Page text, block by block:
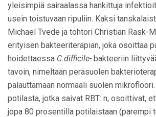
yleisimpiä sairaalassa hankittuja
usein toistuvaan ripuliin. Kaksi
Michael Tvede ja tohtori Christian Rask-
erityisen bakteeriterapian, joka osoittaa
hoidettaessa C.difficile- bakteeriin
tavoin, nimeltään peräsuolen
palauttamaan normaali suolen
potilasta, jotka saivat RBT: n, osoittivat,
jopa 80 prosentilla potilaistaan ​​(parempi